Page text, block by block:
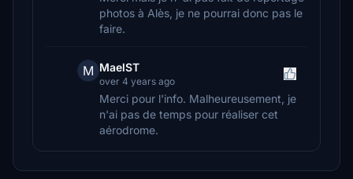
photos à Alès, je ne pourrai donc pas le
faire.
M MaelST
over 4 years ago
Merci pour l'info. Malheureusement, je
n'ai pas de temps pour réaliser cet
aérodrome.